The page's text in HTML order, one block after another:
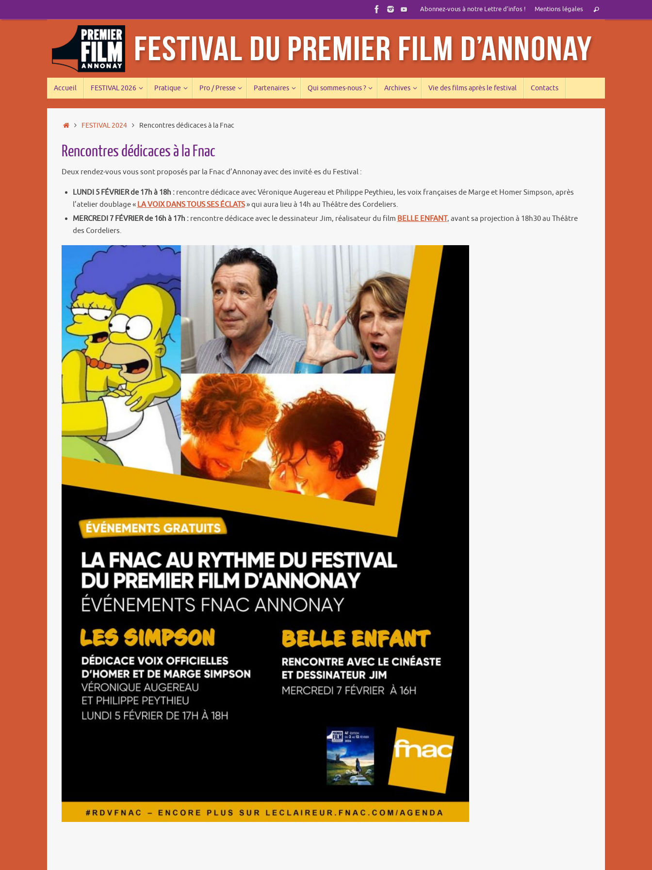
au
Abonnez-vous à notre Lettre d’infos ! Mentions légales
pour
Rechercher
Accueil FESTIVAL 2026 Pratique Pro / Presse Partenaires Qui sommes-nous ? Archives Vie des films après le festival Contacts
Accueil
FESTIVAL 2024 Rencontres dédicaces à la Fnac
Rencontres dédicaces à la Fnac
Deux rendez-vous vous sont proposés par la Fnac d’Annonay avec des invité·es du Festival :
LUNDI 5 FÉVRIER de 17h à 18h :rencontre dédicace avec Véronique Augereau et Philippe Peythieu, les voix françaises de Marge et Homer Simpson, après
l’atelier doublage « LA VOIX DANS TOUS SES ÉCLATS» qui aura lieu à 14h au Théâtre des Cordeliers.
MERCREDI 7 FÉVRIER de 16h à 17h :rencontre dédicace avec le dessinateur Jim, réalisateur du film BELLE ENFANT, avant sa projection à 18h30 au Théâtre
des Cordeliers.